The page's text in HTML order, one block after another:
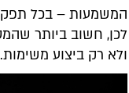
המשמעות – בכל
לכן, חשוב ביותר
ולא רק ביצוע משימות.